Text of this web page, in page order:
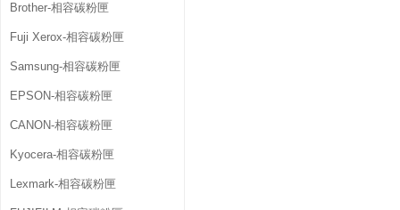
Brother-相容碳粉匣
Fuji Xerox-相容碳粉匣
Samsung-相容碳粉匣
EPSON-相容碳粉匣
CANON-相容碳粉匣
Kyocera-相容碳粉匣
Lexmark-相容碳粉匣